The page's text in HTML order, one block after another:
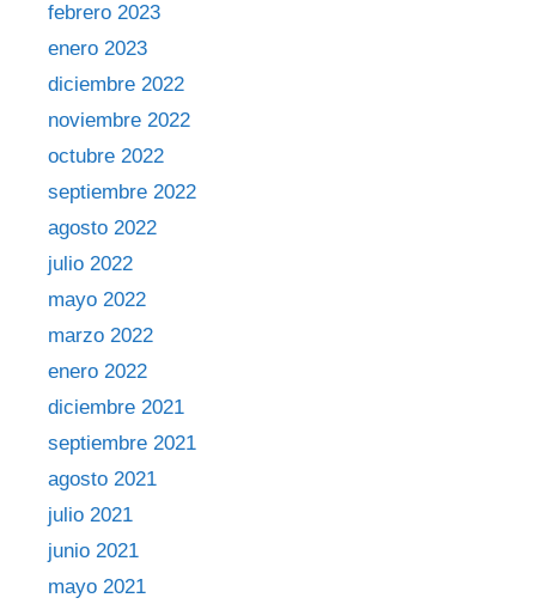
febrero 2023
enero 2023
diciembre 2022
noviembre 2022
octubre 2022
septiembre 2022
agosto 2022
julio 2022
mayo 2022
marzo 2022
enero 2022
diciembre 2021
septiembre 2021
agosto 2021
julio 2021
junio 2021
mayo 2021